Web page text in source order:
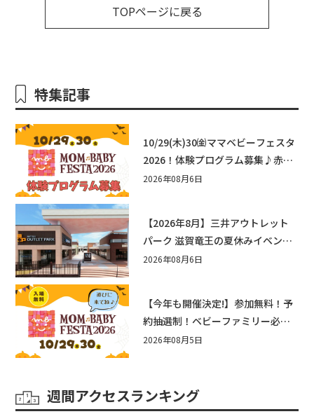
TOPページに戻る
特集記事
10/29(木)30㈮ママベビーフェスタ
2026！体験プログラム募集♪赤ち
ゃん向けイベントに出演しません
2026年08月6日
【2026年8月】三井アウトレット
パーク 滋賀竜王の夏休みイベント
まとめ！びしょぬれ水あそび・激
2026年08月6日
【今年も開催決定!】参加無料！予
約抽選制！ベビーファミリー必見
☆入場無料☆10/29(木)30(金)ママ
2026年08月5日
週間アクセスランキング